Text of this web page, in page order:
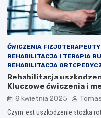
ĆWICZENIA
REHABILITACJA I TERAPIA
REHABILITACJA
Rehabilitacja
Kluczowe ćwiczenia i
8 kwietnia 2025
Czym jest uszkodzenie stożka